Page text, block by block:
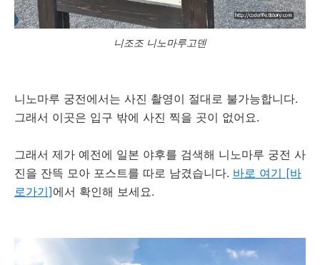
니조조 니노마루고덴
니노마루 궁전에서는 사진 촬영이 절대로 불가능합니다.
그래서 이곳은 입구 밖에 사진 찍을 곳이 없어요.
그래서 제가 예전에 일본 야후를 검색해 니노마루 궁전 사
진을 잔뜩 모아 포스트를 따로 남겼습니다. 바로 여기 [바
로가기]에서 확인해 보세요.